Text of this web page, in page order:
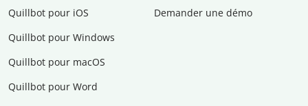
Quillbot pour iOS
Quillbot pour Windows
Quillbot pour macOS
Quillbot pour Word
Demander une démo